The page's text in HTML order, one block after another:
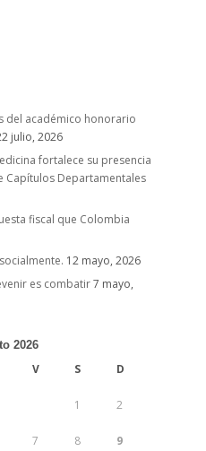
del académico honorario
julio, 2026
fortalece su presencia
Capítulos Departamentales
fiscal que Colombia
12 mayo, 2026
es combatir7 mayo,
2026
V S D
1 2
7 8 9